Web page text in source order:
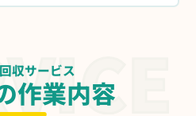
収サービス
作業内容